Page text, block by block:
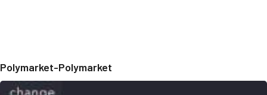
Polymarket-Polymarket